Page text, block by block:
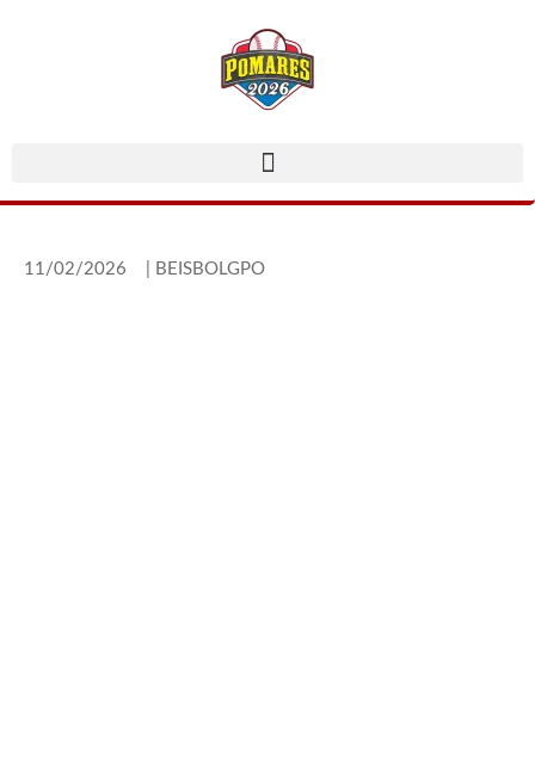
11/02/2026 BEISBOLGPO